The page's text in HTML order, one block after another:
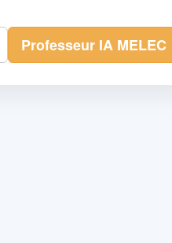
Professeur IA MELEC